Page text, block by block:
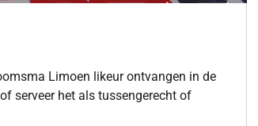
Limoen likeur ontvangen in de
serveer het als tussengerecht of